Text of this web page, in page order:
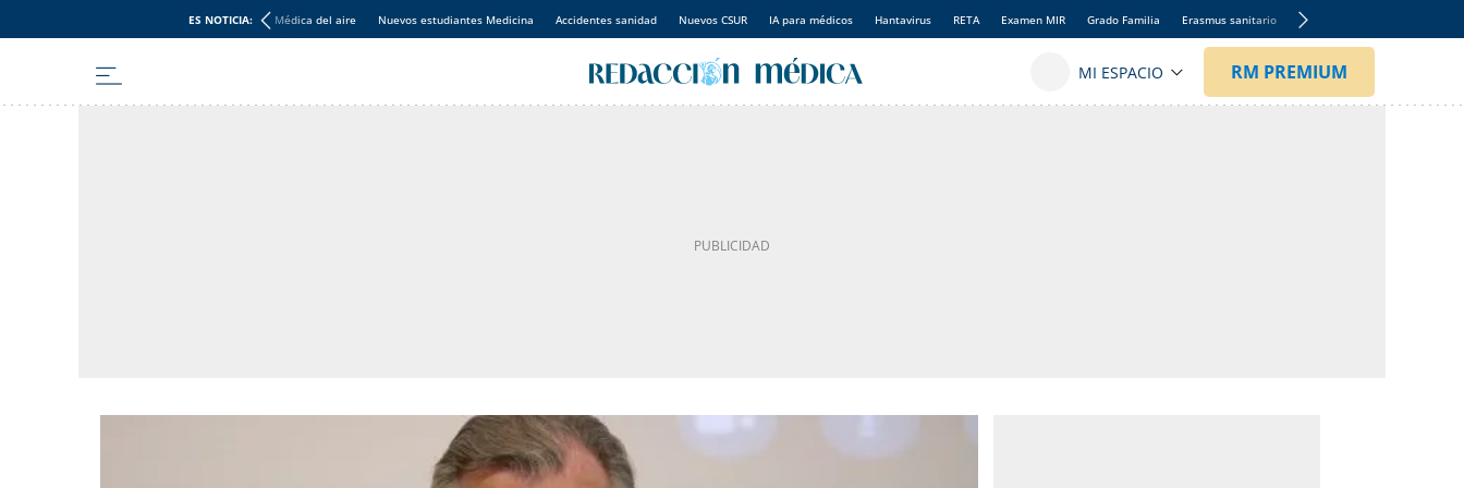
ES NOTICIA: Médica del aire Nuevos estudiantes Medicina Accidentes sanidad Nuevos CSUR IA para médicos Hantavirus RETA Examen MIR Grado Familia Erasmus sanitario